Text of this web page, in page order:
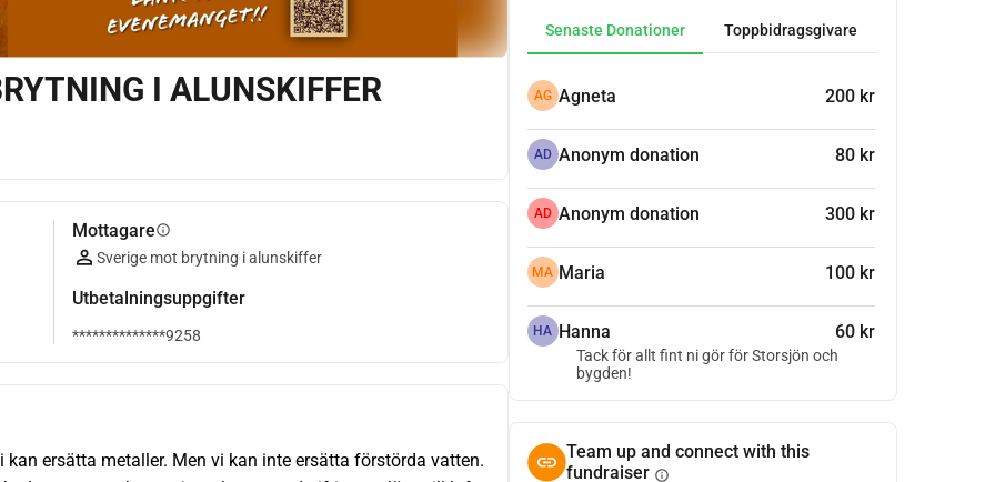
I ALUNSKIFFER
Mottagareinfo
Sverige mot brytning i alunskiffer
Utbetalningsuppgifter
**************9258
ersätta metaller. Men vi kan inte ersätta förstörda vatten.
Senaste Donationer Toppbidragsgivare
AG Agneta 200 kr
AD Anonym donation 80 kr
AD Anonym donation 300 kr
MA Maria 100 kr
HA Hanna 60 kr
Tack för allt fint ni gör för Storsjön och
bygden!
Team up and connect with this
fundraiser info